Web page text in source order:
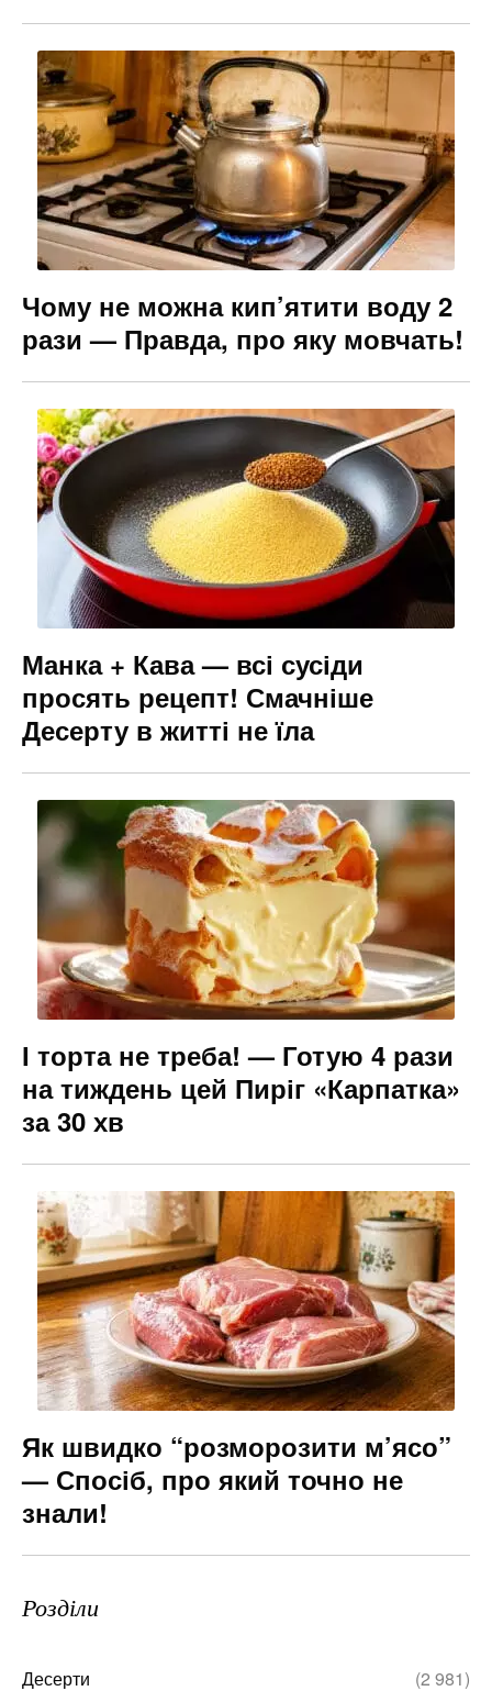
Чому не можна кип’ятити воду 2
рази — Правда, про яку мовчать!
Манка + Кава — всі сусіди
просять рецепт! Смачніше
Десерту в житті не їла
І торта не треба! — Готую 4 рази
на тиждень цей Пиріг «Карпатка»
за 30 хв
Як швидко “розморозити м’ясо”
— Спосіб, про який точно не
знали!
Розділи
Десерти (2 981)